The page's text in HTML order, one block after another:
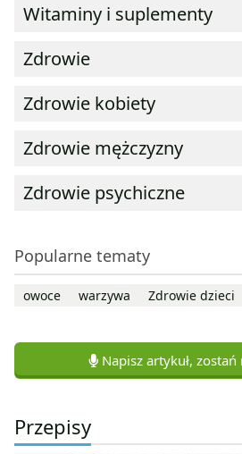
Witaminy i suplementy
Zdrowie
Zdrowie kobiety
Zdrowie mężczyzny
Zdrowie psychiczne
Popularne tematy
owoce warzywa Zdrowie dzieci
Napisz artykuł,
Przepisy